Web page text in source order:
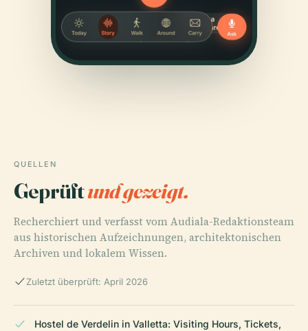
QUELLEN
Geprüftund gezeigt.
Recherchiert und verfasst vom Audiala-Redaktionsteam
aus historischen Aufzeichnungen, architektonischen
Archiven und lokalem Wissen.
Zuletzt überprüft: April 2026
Hostel de Verdelin in Valletta: Visiting Hours, Tickets,